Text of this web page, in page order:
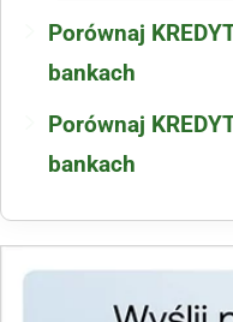
Porównaj
bankach
Porównaj
bankach